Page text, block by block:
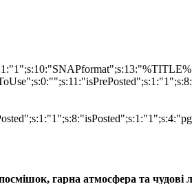
гарна атмосфера та